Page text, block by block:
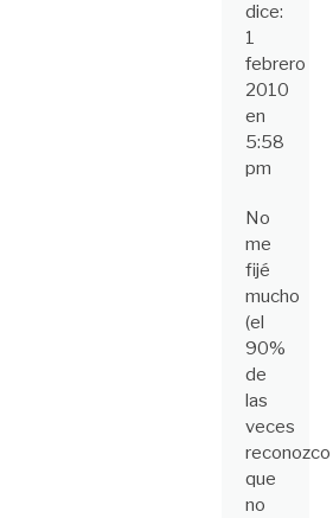
dice:
1
febrero
2010
en
5:58
pm
No
me
fijé
mucho
(el
90%
de
las
veces
reconozco
que
no